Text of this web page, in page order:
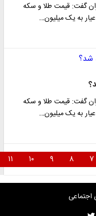
گفت: قیمت طلا و سکه
گفت: قیمت طلا و سکه
۷ ۸ ۹ ۱۰ ۱۱
اجتماعی